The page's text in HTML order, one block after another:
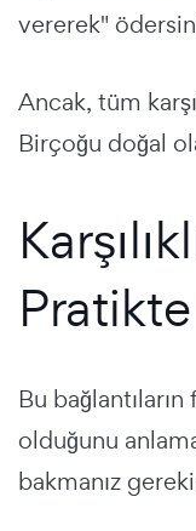
vererek"
Ancak, tüm
Birçoğu doğal
Pratikte
Bu bağlantıların
olduğunu
bakmanız